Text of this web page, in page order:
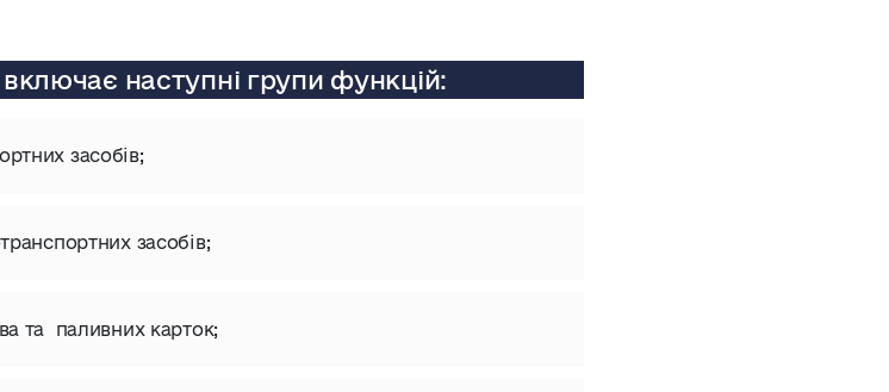
наступні групи функцій:
засобів;
засобів;
та паливних карток;